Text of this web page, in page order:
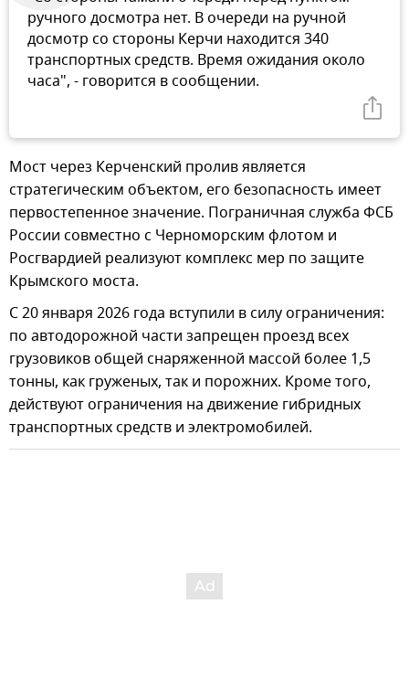
ручного досмотра нет. В очереди на ручной
досмотр со стороны Керчи находится 340
транспортных средств. Время ожидания около
часа", - говорится в сообщении.
Мост через Керченский пролив является
стратегическим объектом, его безопасность имеет
первостепенное значение. Пограничная служба ФСБ
России совместно с Черноморским флотом и
Росгвардией реализуют комплекс мер по защите
Крымского моста.
С 20 января 2026 года вступили в силу ограничения:
по автодорожной части запрещен проезд всех
грузовиков общей снаряженной массой более 1,5
тонны, как груженых, так и порожних. Кроме того,
действуют ограничения на движение гибридных
транспортных средств и электромобилей.